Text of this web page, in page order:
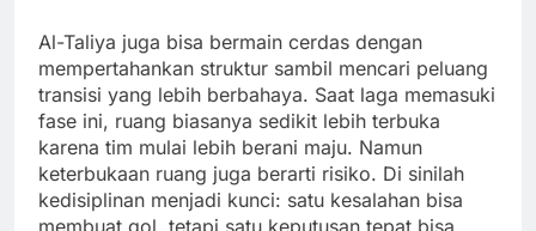
Al-Taliya juga bisa bermain cerdas dengan
mempertahankan struktur sambil mencari peluang
transisi yang lebih berbahaya. Saat laga memasuki
fase ini, ruang biasanya sedikit lebih terbuka
karena tim mulai lebih berani maju. Namun
keterbukaan ruang juga berarti risiko. Di sinilah
kedisiplinan menjadi kunci: satu kesalahan bisa
membuat gol, tetapi satu keputusan tepat bisa